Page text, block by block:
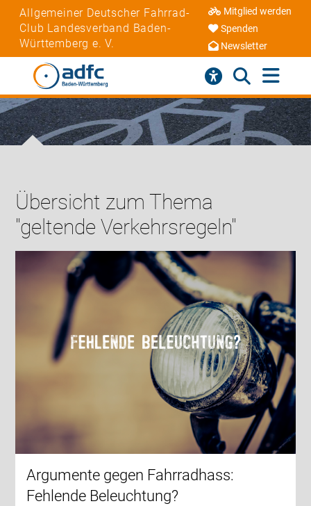
Allgemeiner Deutscher Fahrrad-
Club Landesverband Baden-
Württemberg e. V.
Mitglied werden
Spenden
Newsletter
Übersicht zum Thema
"geltende Verkehrsregeln"
Argumente gegen Fahrradhass:
Fehlende Beleuchtung?